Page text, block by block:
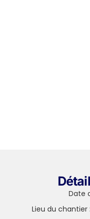
Date
Lieu du chantier